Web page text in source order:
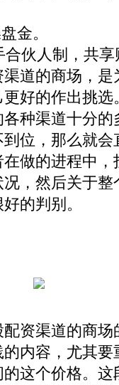
金。
伙人制，共享
的商场，是
好的作出挑
种渠道十分
位，那么就
做的进程中
，然后关于
的判别。
渠道的商场
内容，尤其
这个价格。